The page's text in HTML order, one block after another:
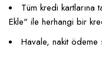
Tüm kredi kartlarına
Ekle" ile herhangi bir
Havale, nakit ödeme